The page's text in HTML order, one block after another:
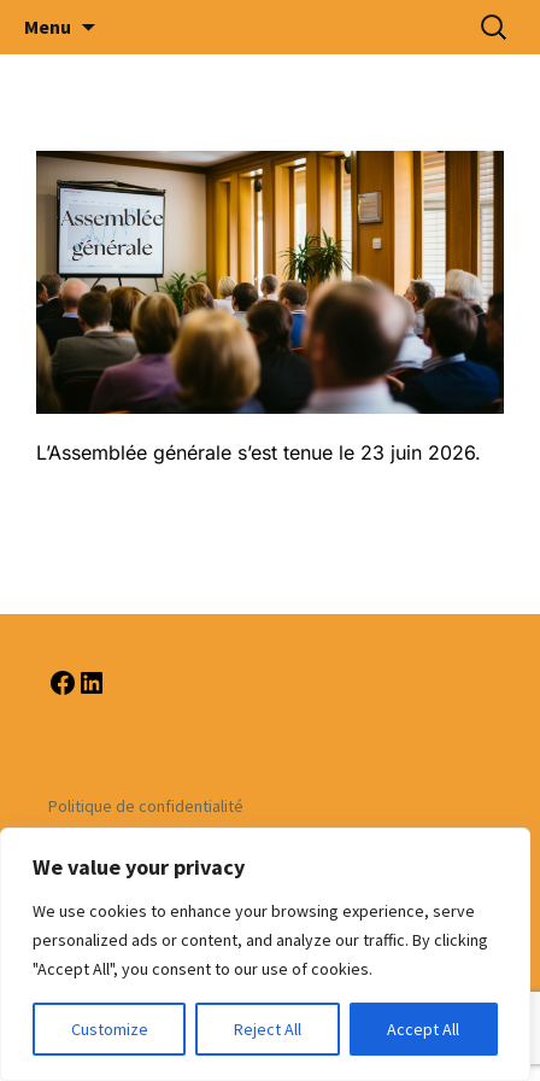
We value your privacy
We use cookies to enhance your browsing experience, serve
personalized ads or content, and analyze our traffic. By clicking
"Accept All", you consent to our use of cookies.
Customize Reject All Accept All
Intercommunale d' Oeuvres Médico –
Sociales des Arrondissements de Tournai –
Menu
L’Assemblée générale s’est tenue le 23 juin 2026.
Politique de confidentialité
Fièrement propulsé par WordPress